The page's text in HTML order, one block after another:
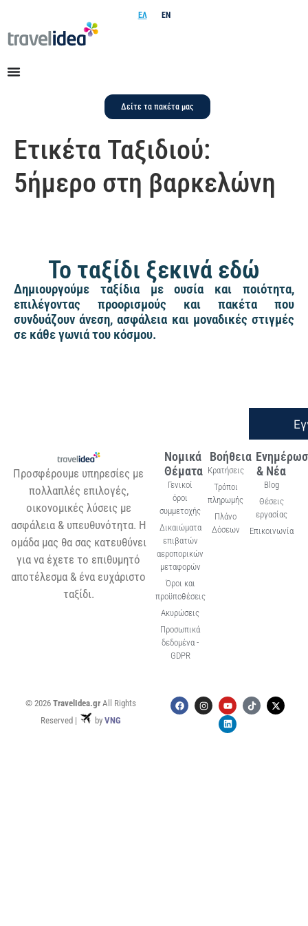
ΕΛ EN
Δείτε τα πακέτα μας
Ετικέτα Ταξιδιού:
5ήμερο στη βαρκελώνη
Το ταξίδι ξεκινά εδώ
Δημιουργούμε ταξίδια με ουσία και ποιότητα,
επιλέγοντας προορισμούς και πακέτα που
συνδυάζουν άνεση, ασφάλεια και μοναδικές στιγμές
σε κάθε γωνιά του κόσμου.
Προσφέρουμε υπηρεσίες με
πολλαπλές επιλογές,
οικονομικές λύσεις με
ασφάλεια & υπευθυνότητα. Η
ομάδα μας θα σας κατευθύνει
για να έχετε το επιθυμητό
αποτέλεσμα & ένα ευχάριστο
ταξίδι.
Νομικά
Θέματα
Γενικοί
όροι
συμμετοχής
Δικαιώματα
επιβατών
αεροπορικών
μεταφορών
Όροι και
προϋποθέσεις
Ακυρώσεις
Προσωπικά
δεδομένα -
GDPR
Βοήθεια
Κρατήσεις
Τρόποι
πληρωμής
Πλάνο
Δόσεων
& Νέα
Blog
Θέσεις
εργασίας
Επικοινωνία
© 2026 TravelIdea.grAll Rights
Reserved |
by VNG